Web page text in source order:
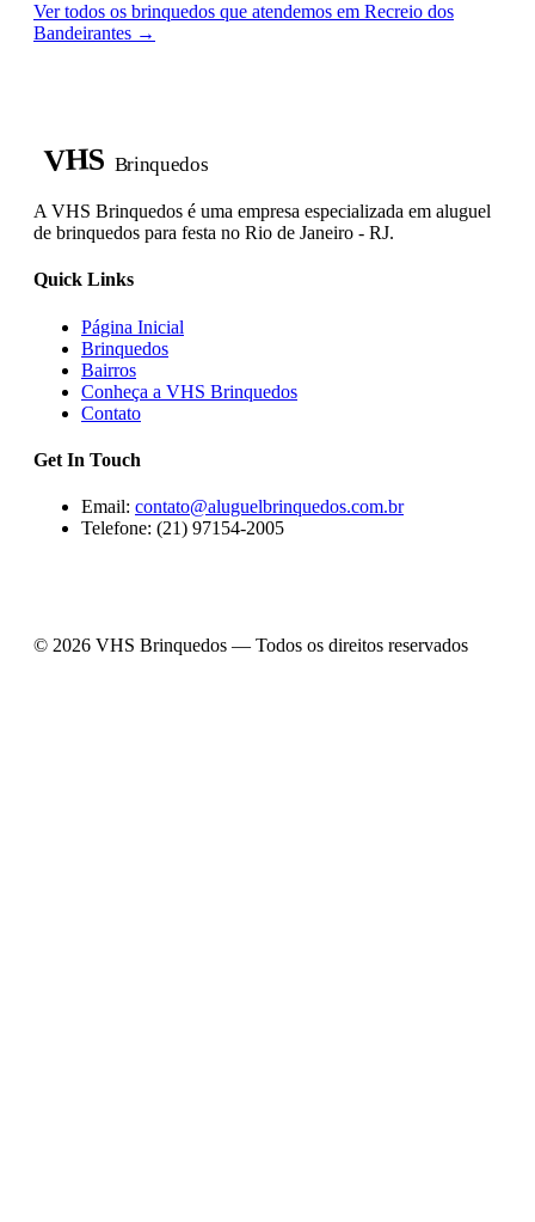
Ver todos os brinquedos que atendemos em Recreio dos
Bandeirantes →
VHS Brinquedos
A VHS Brinquedos é uma empresa especializada em aluguel
de brinquedos para festa no Rio de Janeiro - RJ.
Quick Links
Página Inicial
Brinquedos
Bairros
Conheça a VHS Brinquedos
Contato
Get In Touch
Email: contato@aluguelbrinquedos.com.br
Telefone: (21) 97154-2005
© 2026 VHS Brinquedos — Todos os direitos reservados